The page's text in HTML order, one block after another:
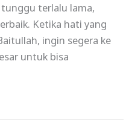
terlalu lama,
Ketika hati yang
ingin segera ke
untuk bisa